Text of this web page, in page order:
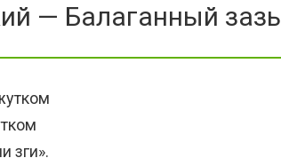
— Балаганный
зги».